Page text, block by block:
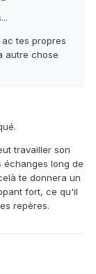
tes propres
autre chose
travailler son
échanges long de
te donnera un
fort, ce qu'il
repères.